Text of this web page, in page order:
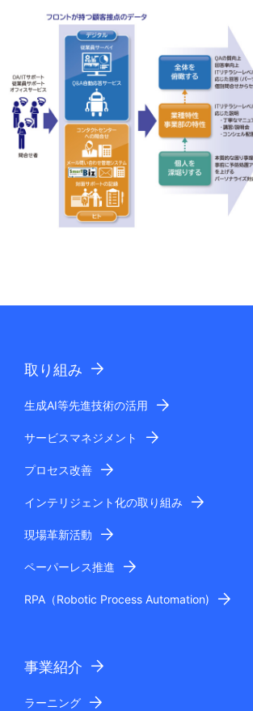
取り組み
生成AI等先進技術の活用
サービスマネジメント
プロセス改善
インテリジェント化の取り組み
現場革新活動
ペーパーレス推進
RPA（Robotic Process Automation)
事業紹介
ラーニング